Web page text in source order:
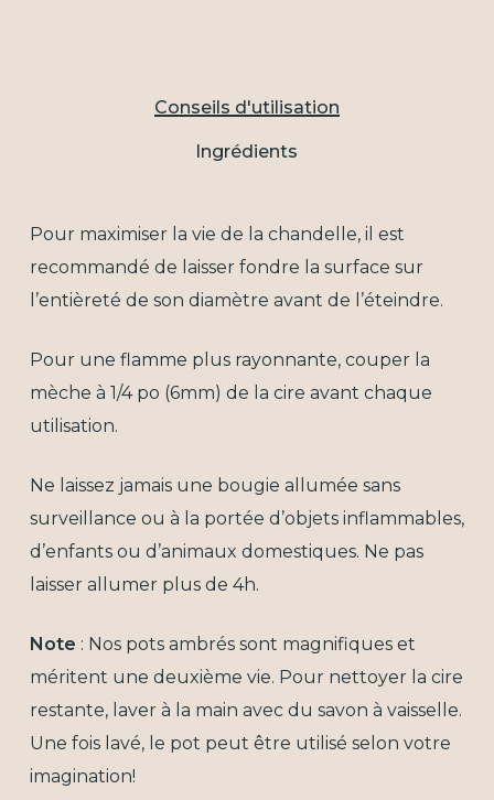
Conseils d'utilisation
Ingrédients
Pour maximiser la vie de la chandelle, il est
recommandé de laisser fondre la surface sur
l’entièreté de son diamètre avant de l’éteindre.
Pour une flamme plus rayonnante, couper la
mèche à 1/4 po (6mm) de la cire avant chaque
utilisation.
Ne laissez jamais une bougie allumée sans
surveillance ou à la portée d’objets inflammables,
d’enfants ou d’animaux domestiques. Ne pas
laisser allumer plus de 4h.
Note : Nos pots ambrés sont magnifiques et
méritent une deuxième vie. Pour nettoyer la cire
restante, laver à la main avec du savon à vaisselle.
Une fois lavé, le pot peut être utilisé selon votre
imagination!